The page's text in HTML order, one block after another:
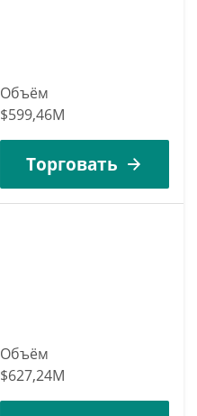
Объём
$599,46M
Торговать
Объём
$627,24M